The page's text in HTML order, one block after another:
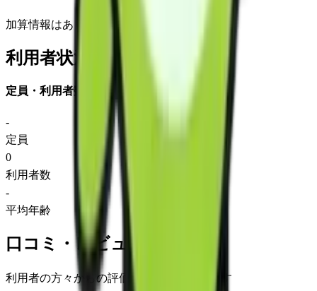
加算情報はありません
利用者状況
定員・利用者数
-
定員
0
利用者数
-
平均年齢
口コミ・レビュー
利用者の方々からの評価をご覧いただけます